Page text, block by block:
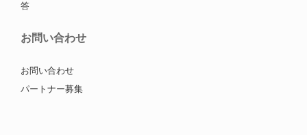
答
お問い合わせ
お問い合わせ
パートナー募集